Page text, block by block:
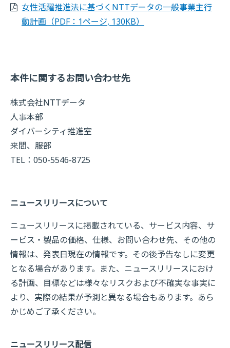
女性活躍推進法に基づくNTTデータの一般事業主行
動計画 （PDF：1ページ, 130KB）
本件に関するお問い合わせ先
株式会社NTTデータ
人事本部
ダイバーシティ推進室
来間、服部
TEL：050-5546-8725
ニュースリリースについて
ニュースリリースに掲載されている、サービス内容、サ
ービス・製品の価格、仕様、お問い合わせ先、その他の
情報は、発表日現在の情報です。その後予告なしに変更
となる場合があります。また、ニュースリリースにおけ
る計画、目標などは様々なリスクおよび不確実な事実に
より、実際の結果が予測と異なる場合もあります。あら
かじめご了承ください。
ニュースリリース配信